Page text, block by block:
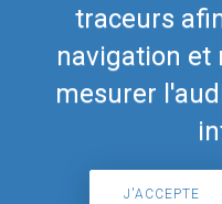
traceurs
navigation et
mesurer
J'ACCEPTE
Téléphone US/Canada
(c) Myriel Aviation SA
© 2019 Airmate -Conditions